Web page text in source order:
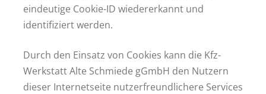
eindeutige Cookie-ID wiedererkannt und
identifiziert werden.
Durch den Einsatz von Cookies kann die Kfz-
Werkstatt Alte Schmiede gGmbH den Nutzern
dieser Internetseite nutzerfreundlichere Services